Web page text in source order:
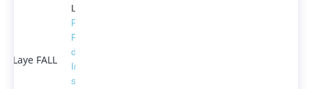
Laye FALL
Président
Fondateur
d'ACTEDUS,
Ingénieur
spécialisé